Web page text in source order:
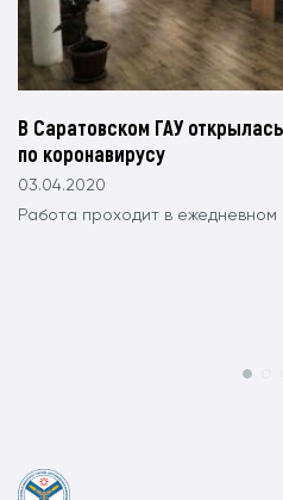
В Саратовском ГАУ
по коронавирусу
03.04.2020
Работа проходит в